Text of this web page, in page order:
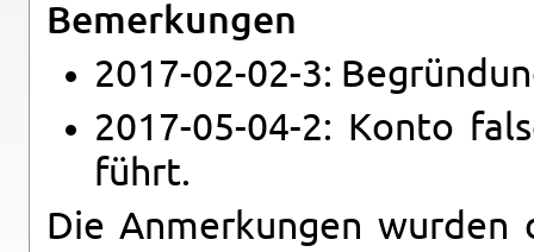
Be­mer­kun­gen
2017-02-02-3:
2017-05-04-2: Konto
führt.
Die An­mer­kun­gen